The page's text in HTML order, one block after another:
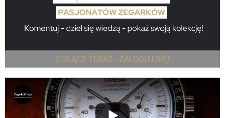
DOŁĄCZ TERAZ - ZALOGUJ SIĘ!